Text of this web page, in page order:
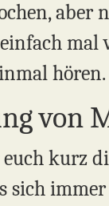
mal
von
kurz
sich